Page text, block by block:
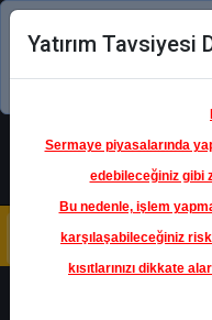
Şimdi
Yatırım Tavsiyesi
Sermaye piyasalarında
edebileceğiniz gibi
Bu nedenle, işlem
karşılaşabileceğiniz
kısıtlarınızı dikkate